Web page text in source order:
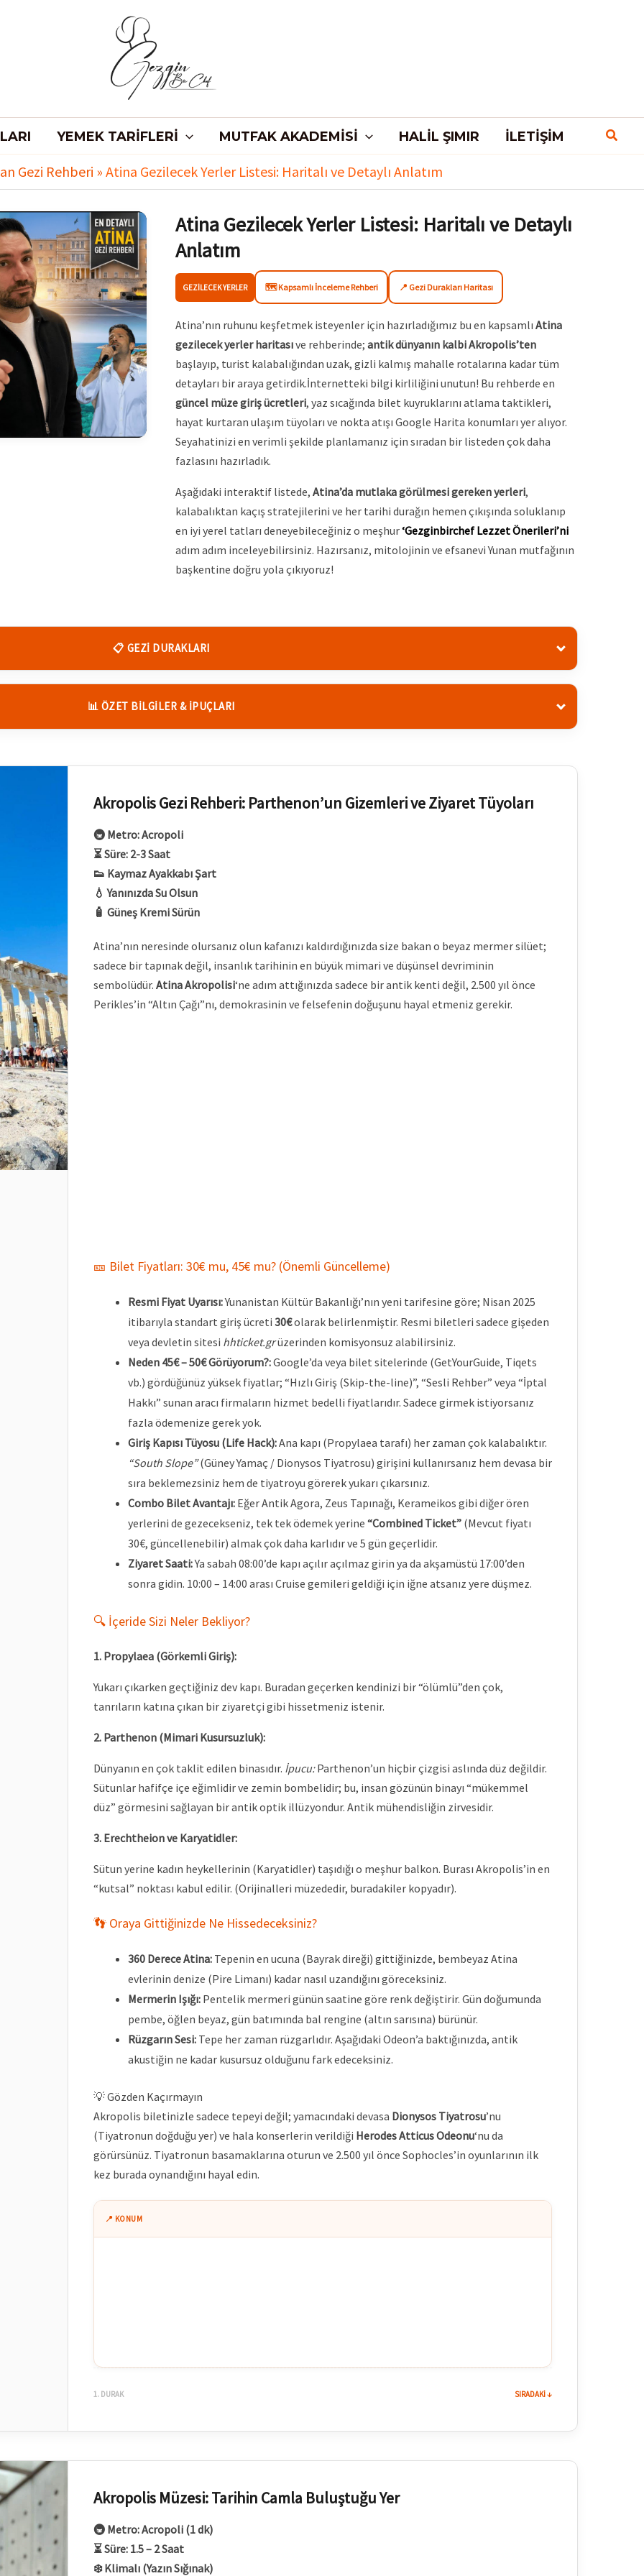
YEMEK TARIFLERI MUTFAK AKADEMISI HALIL ŞIMIR İLETIŞIM
Gezi Rehberi » Atina Gezilecek Yerler Listesi: Haritalı ve Detaylı Anlatım
Atina Gezilecek Yerler Listesi: Haritalı ve Detaylı
Anlatım
GEZILECEK YERLER 🗺️ Kapsamlı İnceleme Rehberi 📍 Gezi Durakları Haritası
Atina’nın ruhunu keşfetmek isteyenler için hazırladığımız bu en kapsamlı Atina
gezilecek yerler haritasıve rehberinde; antik dünyanın kalbi Akropolis’ten
başlayıp, turist kalabalığından uzak, gizli kalmış mahalle rotalarına kadar tüm
detayları bir araya getirdik.İnternetteki bilgi kirliliğini unutun! Bu rehberde en
güncel müze giriş ücretleri, yaz sıcağında bilet kuyruklarını atlama taktikleri,
hayat kurtaran ulaşım tüyoları ve nokta atışı Google Harita konumları yer alıyor.
Seyahatinizi en verimli şekilde planlamanız için sıradan bir listeden çok daha
fazlasını hazırladık.
Aşağıdaki interaktif listede, Atina’da mutlaka görülmesi gereken yerleri,
kalabalıktan kaçış stratejilerini ve her tarihi durağın hemen çıkışında soluklanıp
en iyi yerel tatları deneyebileceğiniz o meşhur‘Gezginbirchef Lezzet Önerileri’ni
adım adım inceleyebilirsiniz. Hazırsanız, mitolojinin ve efsanevi Yunan mutfağının
başkentine doğru yola çıkıyoruz!
📋 GEZI DURAKLARI
📊 ÖZET BİLGİLER & İPUÇLARI
Akropolis Gezi Rehberi: Parthenon’un Gizemleri ve Ziyaret Tüyoları
🚇 Metro: Acropoli
⏳ Süre: 2-3 Saat
👟 Kaymaz Ayakkabı Şart
💧 Yanınızda Su Olsun
🧴 Güneş Kremi Sürün
Atina’nın neresinde olursanız olun kafanızı kaldırdığınızda size bakan o beyaz mermer silüet;
sadece bir tapınak değil, insanlık tarihinin en büyük mimari ve düşünsel devriminin
sembolüdür. Atina Akropolisi‘ne adım attığınızda sadece bir antik kenti değil, 2.500 yıl önce
Perikles’in “Altın Çağı”nı, demokrasinin ve felsefenin doğuşunu hayal etmeniz gerekir.
🎫 Bilet Fiyatları: 30€ mu, 45€ mu? (Önemli Güncelleme)
Resmi Fiyat Uyarısı:Yunanistan Kültür Bakanlığı’nın yeni tarifesine göre; Nisan 2025
itibarıyla standart giriş ücreti 30€olarak belirlenmiştir. Resmi biletleri sadece gişeden
veya devletin sitesi hhticket.grüzerinden komisyonsuz alabilirsiniz.
Neden 45€ – 50€ Görüyorum?:Google’da veya bilet sitelerinde (GetYourGuide, Tiqets
vb.) gördüğünüz yüksek fiyatlar; “Hızlı Giriş (Skip-the-line)”, “Sesli Rehber” veya “İptal
Hakkı” sunan aracı firmaların hizmet bedelli fiyatlarıdır. Sadece girmek istiyorsanız
fazla ödemenize gerek yok.
Giriş Kapısı Tüyosu (Life Hack):Ana kapı (Propylaea tarafı) her zaman çok kalabalıktır.
“South Slope”(Güney Yamaç / Dionysos Tiyatrosu) girişini kullanırsanız hem devasa bir
sıra beklemezsiniz hem de tiyatroyu görerek yukarı çıkarsınız.
Combo Bilet Avantajı: Eğer Antik Agora, Zeus Tapınağı, Kerameikos gibi diğer ören
yerlerini de gezecekseniz, tek tek ödemek yerine “Combined Ticket” (Mevcut fiyatı
30€, güncellenebilir) almak çok daha karlıdır ve 5 gün geçerlidir.
Ziyaret Saati:Ya sabah 08:00’de kapı açılır açılmaz girin ya da akşamüstü 17:00’den
sonra gidin. 10:00 – 14:00 arası Cruise gemileri geldiği için iğne atsanız yere düşmez.
🔍 İçeride Sizi Neler Bekliyor?
1. Propylaea (Görkemli Giriş):
Yukarı çıkarken geçtiğiniz dev kapı. Buradan geçerken kendinizi bir “ölümlü”den çok,
tanrıların katına çıkan bir ziyaretçi gibi hissetmeniz istenir.
2. Parthenon (Mimari Kusursuzluk):
Dünyanın en çok taklit edilen binasıdır. İpucu:Parthenon’un hiçbir çizgisi aslında düz değildir.
Sütunlar hafifçe içe eğimlidir ve zemin bombelidir; bu, insan gözünün binayı “mükemmel
düz” görmesini sağlayan bir antik optik illüzyondur. Antik mühendisliğin zirvesidir.
3. Erechtheion ve Karyatidler:
Sütun yerine kadın heykellerinin (Karyatidler) taşıdığı o meşhur balkon. Burası Akropolis’in en
“kutsal” noktası kabul edilir. (Orijinalleri müzededir, buradakiler kopyadır).
👣 Oraya Gittiğinizde Ne Hissedeceksiniz?
360 Derece Atina: Tepenin en ucuna (Bayrak direği) gittiğinizde, bembeyaz Atina
evlerinin denize (Pire Limanı) kadar nasıl uzandığını göreceksiniz.
Mermerin Işığı: Pentelik mermeri günün saatine göre renk değiştirir. Gün doğumunda
pembe, öğlen beyaz, gün batımında bal rengine (altın sarısına) bürünür.
Rüzgarın Sesi: Tepe her zaman rüzgarlıdır. Aşağıdaki Odeon’a baktığınızda, antik
akustiğin ne kadar kusursuz olduğunu fark edeceksiniz.
💡 Gözden Kaçırmayın
Akropolis biletinizle sadece tepeyi değil; yamacındaki devasa Dionysos Tiyatrosu’nu
(Tiyatronun doğduğu yer) ve hala konserlerin verildiği Herodes Atticus Odeonu‘nu da
görürsünüz. Tiyatronun basamaklarına oturun ve 2.500 yıl önce Sophocles’in oyunlarının ilk
kez burada oynandığını hayal edin.
📍 KONUM
1. DURAK SIRADAKİ ↓
Akropolis Müzesi: Tarihin Camla Buluştuğu Yer
🚇 Metro: Acropoli (1 dk)
⏳ Süre: 1.5 – 2 Saat
❄️ Klimalı (Yazın Sığınak)